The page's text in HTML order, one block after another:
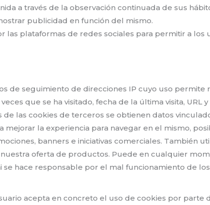
a través de la observación continuada de sus
publicidad en función del mismo.
las plataformas de redes sociales para permitir a
de seguimiento de direcciones IP cuyo uso
que se ha visitado, fecha de la última visita,
las cookies de terceros se obtienen datos
la experiencia para navegar en el mismo,
banners e iniciativas comerciales. También
oferta de productos. Puede en cualquier
hace responsable por el mal funcionamiento de
acepta en concreto el uso de cookies por parte